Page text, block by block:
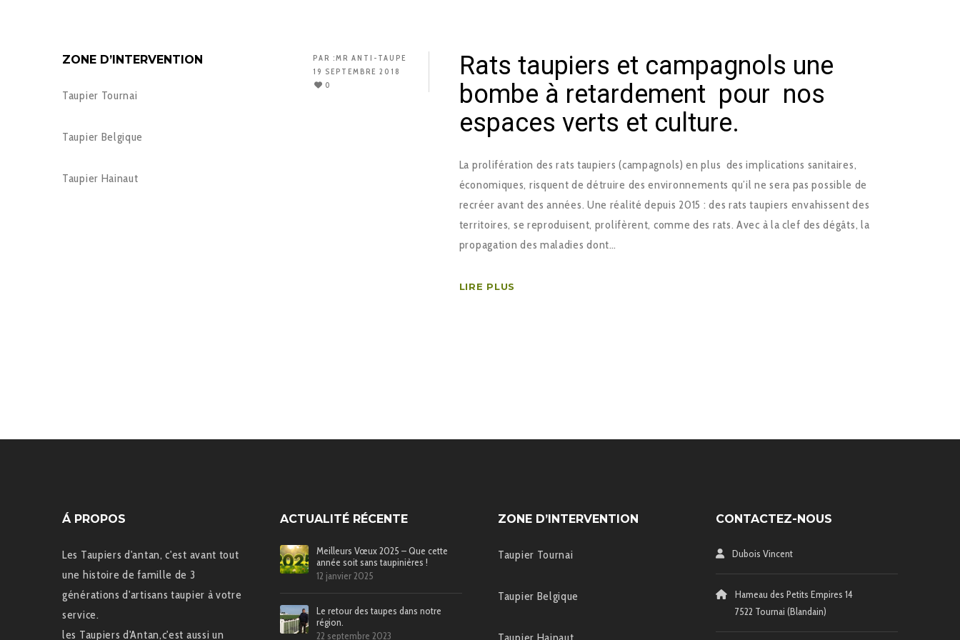
PAR :MR ANTI-TAUPE
19 SEPTEMBRE 2018
0
Rats taupiers et campagnols une
bombe à retardement pour nos
espaces verts et culture.
La prolifération des rats taupiers (campagnols) en plus des implications sanitaires,
économiques, risquent de détruire des environnements qu’il ne sera pas possible de
recréer avant des années. Une réalité depuis 2015 : des rats taupiers envahissent des
territoires, se reproduisent, prolifèrent, comme des rats. Avec à la clef des dégâts, la
propagation des maladies dont…
LIRE PLUS
ZONE D’INTERVENTION
Taupier Tournai
Taupier Belgique
Taupier Hainaut
Á PROPOS
Les Taupiers d'antan, c'est avant tout
une histoire de famille de 3
générations d'artisans taupier à votre
service.
les Taupiers d'Antan,c'est aussi un
ACTUALITÉ RÉCENTE
Meilleurs Vœux 2025 – Que cette
année soit sans taupinières !
12 janvier 2025
Le retour des taupes dans notre
région.
22 septembre 2023
ZONE D’INTERVENTION
Taupier Tournai
Taupier Belgique
CONTACTEZ-NOUS
Dubois Vincent
Hameau des Petits Empires 14
7522 Tournai (Blandain)